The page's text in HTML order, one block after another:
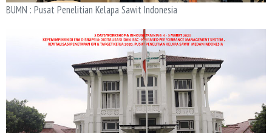
BUMN : Pusat Penelitian Kelapa Sawit Indonesia